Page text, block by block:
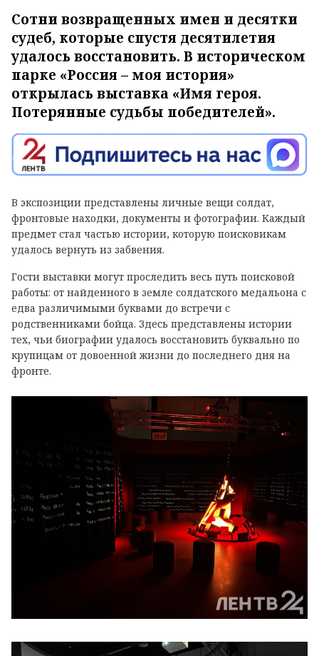
Сотни возвращенных имен и десятки
судеб, которые спустя десятилетия
удалось восстановить. В историческом
парке «Россия – моя история»
открылась выставка «Имя героя.
Потерянные судьбы победителей».
В экспозиции представлены личные вещи солдат,
фронтовые находки, документы и фотографии. Каждый
предмет стал частью истории, которую поисковикам
удалось вернуть из забвения.
Гости выставки могут проследить весь путь поисковой
работы: от найденного в земле солдатского медальона с
едва различимыми буквами до встречи с
родственниками бойца. Здесь представлены истории
тех, чьи биографии удалось восстановить буквально по
крупицам от довоенной жизни до последнего дня на
фронте.